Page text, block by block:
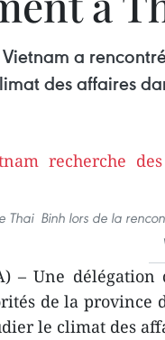
a
des affaires
Thai Binh lors de la
– Une délégation
de la province
le climat des